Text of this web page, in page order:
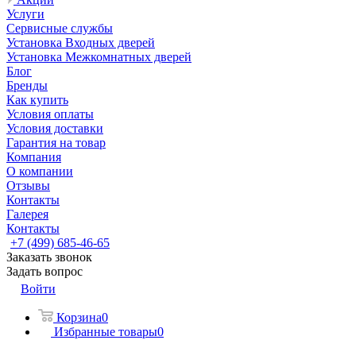
Услуги
Сервисные службы
Установка Входных дверей
Установка Межкомнатных дверей
Блог
Бренды
Как купить
Условия оплаты
Условия доставки
Гарантия на товар
Компания
О компании
Отзывы
Контакты
Галерея
Контакты
+7 (499) 685-46-65
Заказать звонок
Задать вопрос
Войти
Корзина0
Избранные товары0